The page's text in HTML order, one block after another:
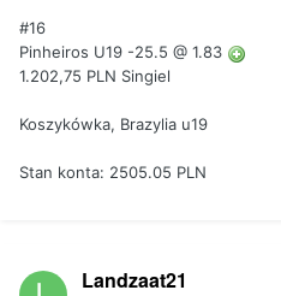
#16
Pinheiros U19 -25.5 @ 1.83
1.202,75 PLN Singiel
Koszykówka, Brazylia u19
Stan konta: 2505.05 PLN
Landzaat21